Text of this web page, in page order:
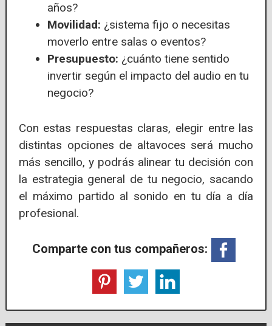
años?
Movilidad: ¿sistema fijo o necesitas
moverlo entre salas o eventos?
Presupuesto: ¿cuánto tiene sentido
invertir según el impacto del audio en tu
negocio?
Con estas respuestas claras, elegir entre las
distintas opciones de altavoces será mucho
más sencillo, y podrás alinear tu decisión con
la estrategia general de tu negocio, sacando
el máximo partido al sonido en tu día a día
profesional.
Comparte con tus compañeros: